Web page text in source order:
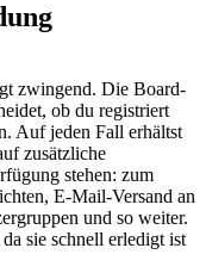
zwingend. Die Board-
ob du registriert
Auf jeden Fall erhältst
zusätzliche
stehen: zum
E-Mail-Versand an
und so weiter.
sie schnell erledigt ist